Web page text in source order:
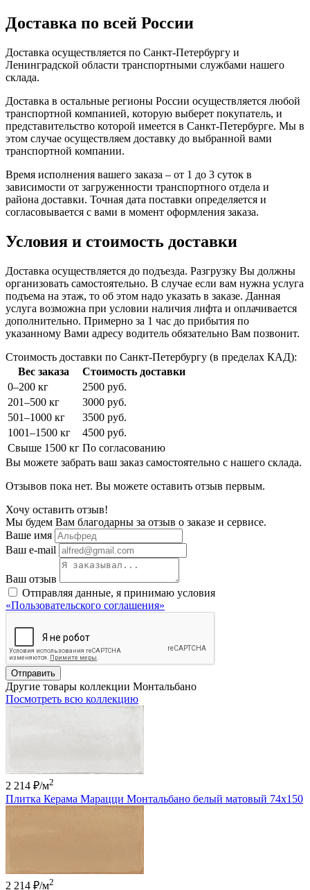
Доставка по всей России
Доставка осуществляется по Санкт-Петербургу и
Ленинградской области транспортными службами нашего
склада.
Доставка в остальные регионы России осуществляется любой
транспортной компанией, которую выберет покупатель, и
представительство которой имеется в Санкт-Петербурге. Мы в
этом случае осуществляем доставку до выбранной вами
транспортной компании.
Время исполнения вашего заказа – от 1 до 3 суток в
зависимости от загруженности транспортного отдела и
района доставки. Точная дата поставки определяется и
согласовывается с вами в момент оформления заказа.
Условия и стоимость доставки
Доставка осуществляется до подъезда. Разгрузку Вы должны
организовать самостоятельно. В случае если вам нужна услуга
подъема на этаж, то об этом надо указать в заказе. Данная
услуга возможна при условии наличия лифта и оплачивается
дополнительно. Примерно за 1 час до прибытия по
указанному Вами адресу водитель обязательно Вам позвонит.
Стоимость доставки по Санкт-Петербургу (в пределах КАД):
Вес заказа
Стоимость доставки
0–200 кг
2500 руб.
201–500 кг
3000 руб.
501–1000 кг
3500 руб.
1001–1500 кг
4500 руб.
Свыше 1500 кг По согласованию
Вы можете забрать ваш заказ самостоятельно с нашего склада.
Отзывов пока нет. Вы можете оставить отзыв первым.
Хочу оставить отзыв!
Мы будем Вам благодарны за отзыв о заказе и сервисе.
Ваше имя
Ваш e-mail
Ваш отзыв
Отправляя данные, я принимаю условия
«Пользовательского соглашения»
Отправить
Другие товары коллекции Монтальбано
Посмотреть всю коллекцию
2 214 ₽/м2
Плитка Керама Марацци Монтальбано белый матовый 74x150
2 214 ₽/м2